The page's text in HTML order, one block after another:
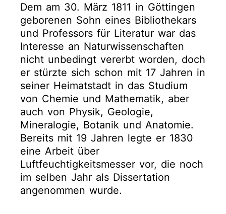
Dem am 30. März 1811 in Göttingen
geborenen Sohn eines Bibliothekars
und Professors für Literatur war das
Interesse an Naturwissenschaften
nicht unbedingt vererbt worden, doch
er stürzte sich schon mit 17 Jahren in
seiner Heimatstadt in das Studium
von Chemie und Mathematik, aber
auch von Physik, Geologie,
Mineralogie, Botanik und Anatomie.
Bereits mit 19 Jahren legte er 1830
eine Arbeit über
Luftfeuchtigkeitsmesser vor, die noch
im selben Jahr als Dissertation
angenommen wurde.